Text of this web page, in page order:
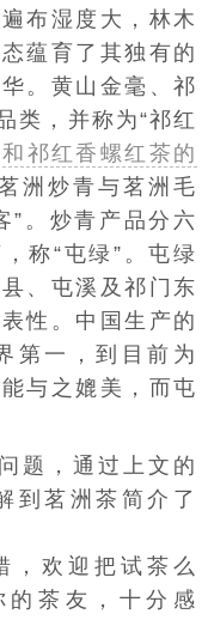
布湿度大，林木
蕴育了其独有的
。黄山金毫、祁
类，并称为“祁红
祁红香螺红茶的
洲炒青与茗洲毛
”。炒青产品分六
称“屯绿”。屯绿
、屯溪及祁门东
性。 中国生产的
第一，到目前为
与之媲美，而屯
题，通过上文的
到茗洲茶简介了
，欢迎把试茶么
的茶友，十分感